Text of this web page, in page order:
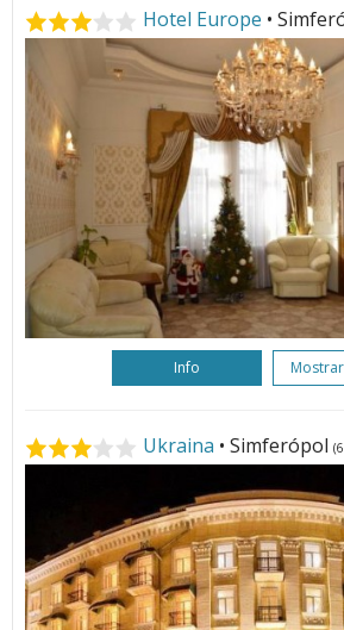
Hotel Europe •
Info
Ukraina • Simferópol